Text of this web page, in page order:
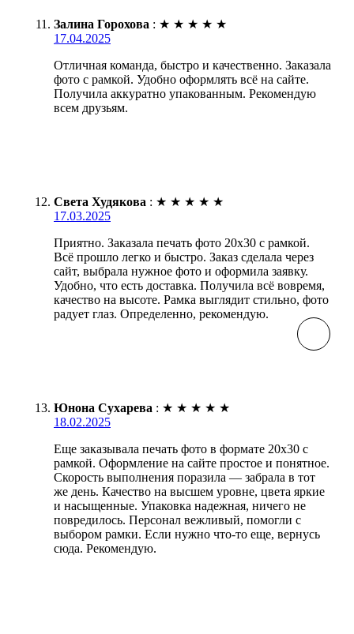
Залина Горохова : ★ ★ ★ ★ ★
17.04.2025
Отличная команда, быстро и качественно. Заказала
фото с рамкой. Удобно оформлять всё на сайте.
Получила аккуратно упакованным. Рекомендую
всем друзьям.
Света Худякова : ★ ★ ★ ★ ★
17.03.2025
Приятно. Заказала печать фото 20х30 с рамкой.
Всё прошло легко и быстро. Заказ сделала через
сайт, выбрала нужное фото и оформила заявку.
Удобно, что есть доставка. Получила всё вовремя,
качество на высоте. Рамка выглядит стильно, фото
радует глаз. Определенно, рекомендую.
Юнона Сухарева : ★ ★ ★ ★ ★
18.02.2025
Еще заказывала печать фото в формате 20х30 с
рамкой. Оформление на сайте простое и понятное.
Скорость выполнения поразила — забрала в тот
же день. Качество на высшем уровне, цвета яркие
и насыщенные. Упаковка надежная, ничего не
повредилось. Персонал вежливый, помогли с
выбором рамки. Если нужно что-то еще, вернусь
сюда. Рекомендую.